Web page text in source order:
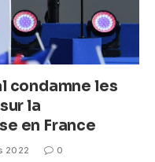
condamne les
la
en France
2022 0